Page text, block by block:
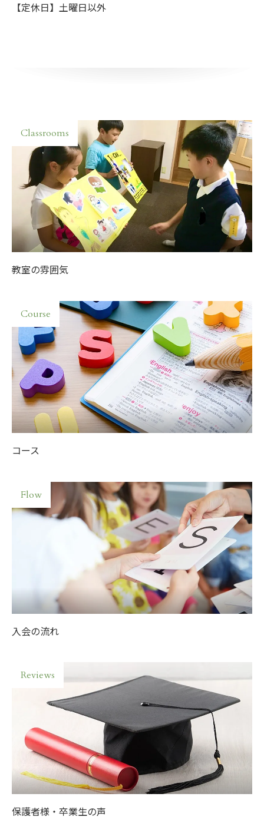
【定休日】土曜日以外
Classrooms
教室の雰囲気
Course
コース
Flow
入会の流れ
Reviews
保護者様・卒業生の声